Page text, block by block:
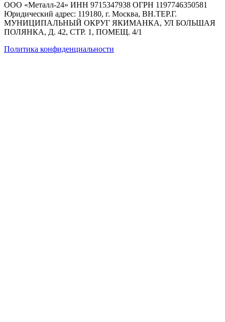
ООО «Металл-24» ИНН 9715347938 ОГРН 1197746350581
Юридический адрес: 119180, г. Москва, ВН.ТЕР.Г.
МУНИЦИПАЛЬНЫЙ ОКРУГ ЯКИМАНКА, УЛ БОЛЬШАЯ
ПОЛЯНКА, Д. 42, СТР. 1, ПОМЕЩ. 4/1
Политика конфиденциальности